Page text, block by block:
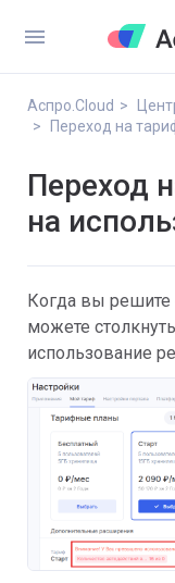

Аспро.Cloud
Переход на
Переход
на
Когда вы
можете
использование